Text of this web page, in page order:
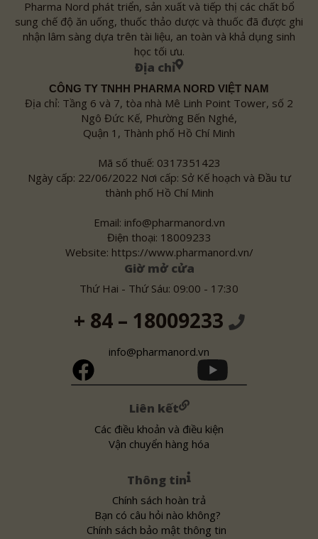
Pharma Nord phát triển, sản xuất và tiếp thị các chất bổ
sung chế độ ăn uống, thuốc thảo dược và thuốc đã được ghi
nhận lâm sàng dựa trên tài liệu, an toàn và khả dụng sinh
học tối ưu.
Địa chỉ
CÔNG TY TNHH PHARMA NORD VIỆT NAM
Địa chỉ: Tầng 6 và 7, tòa nhà Mê Linh Point Tower, số 2
Ngô Đức Kế, Phường Bến Nghé,
Quận 1, Thành phố Hồ Chí Minh
Mã số thuế: 0317351423
Ngày cấp: 22/06/2022 Nơi cấp: Sở Kế hoạch và Đầu tư
thành phố Hồ Chí Minh
Email: info@pharmanord.vn
Điện thoại: 18009233
Website: https://www.pharmanord.vn/
Giờ mở cửa
Thứ Hai - Thứ Sáu: 09:00 - 17:30
+ 84 – 18009233
info@pharmanord.vn
Liên kết
Các điều khoản và điều kiện
Vận chuyển hàng hóa
Thông tin
Chính sách hoàn trả
Bạn có câu hỏi nào không?
Chính sách bảo mật thông tin